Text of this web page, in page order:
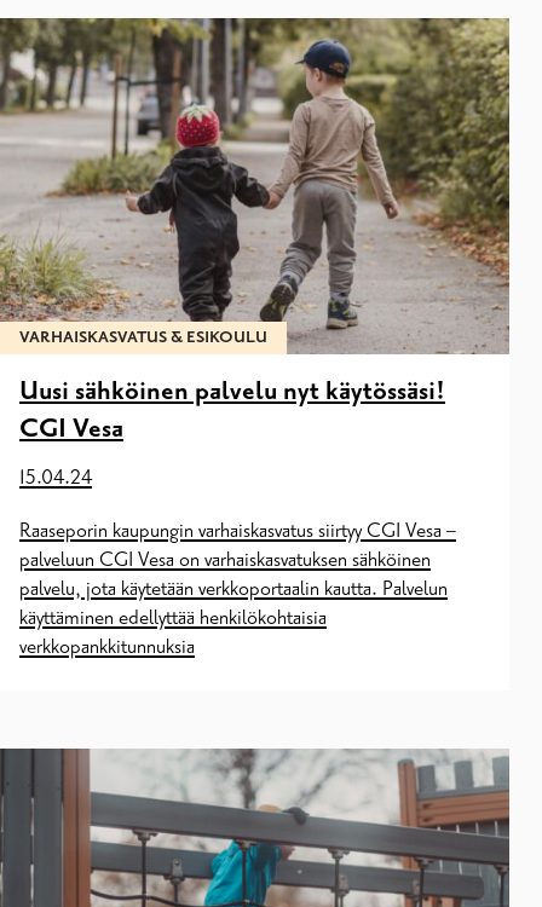
VARHAISKASVATUS & ESIKOULU
Uusi sähköinen palvelu nyt käytössäsi!
CGI Vesa
15.04.24
Raaseporin kaupungin varhaiskasvatus siirtyy CGI Vesa –
palveluun CGI Vesa on varhaiskasvatuksen sähköinen
palvelu, jota käytetään verkkoportaalin kautta. Palvelun
käyttäminen edellyttää henkilökohtaisia
verkkopankkitunnuksia